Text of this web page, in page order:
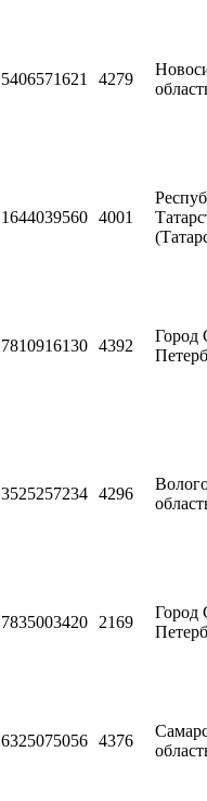
5406571621 4279
1644039560 4001
7810916130 4392
Город
3525257234 4296
7835003420 2169
Город
6325075056 4376